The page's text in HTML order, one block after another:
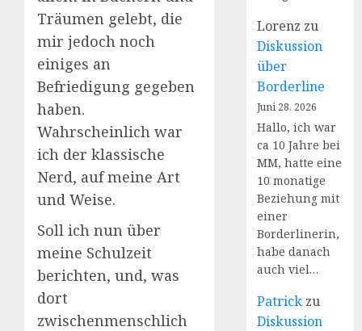
Träumen gelebt, die
mir jedoch noch
einiges an
Befriedigung gegeben
haben.
Wahrscheinlich war
ich der klassische
Nerd, auf meine Art
und Weise.
Soll ich nun über
meine Schulzeit
berichten, und, was
dort
zwischenmenschlich
Lorenz zu
Diskussion
über
Borderline
Juni 28, 2026
Hallo, ich war
ca 10 Jahre bei
MM, hatte eine
10 monatige
Beziehung mit
einer
Borderlinerin,
habe danach
auch viel…
Patrick zu
Diskussion